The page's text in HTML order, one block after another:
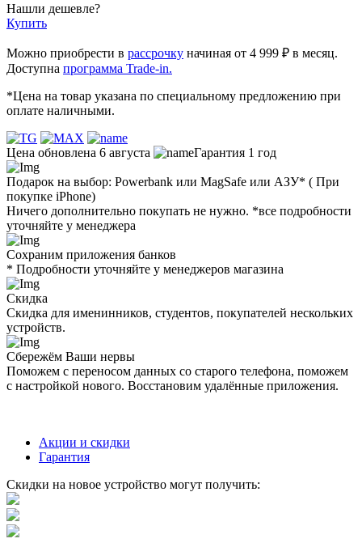
Нашли дешевле?
Купить
Можно приобрести в рассрочку начиная от 4 999 ₽ в месяц.
Доступна программа Trade-in.
*Цена на товар указана по специальному предложению при
оплате наличными.
Цена обновлена 6 августа Гарантия 1 год
Подарок на выбор: Powerbank или MagSafe или AЗУ* ( При
покупке iPhone)
Ничего дополнительно покупать не нужно. *все подробности
уточняйте у менеджера
Сохраним приложения банков
* Подробности уточняйте у менеджеров магазина
Скидка
Скидка для именинников, студентов, покупателей нескольких
устройств.
Сбережём Ваши нервы
Поможем с переносом данных со старого телефона, поможем
с настройкой нового. Восстановим удалённые приложения.
Акции и скидки
Гарантия
Скидки на новое устройство могут получить: